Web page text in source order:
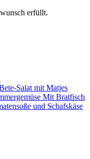
erfüllt.
und Schafskäse